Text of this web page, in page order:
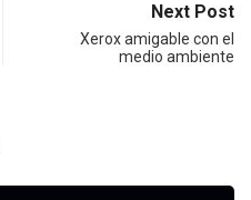
Next Post
Xerox amigable con el
medio ambiente